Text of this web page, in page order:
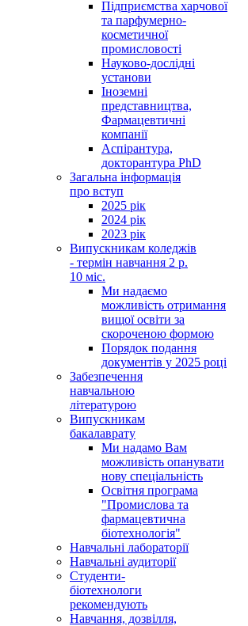
Підприємства харчової
та парфумерно-
косметичної
промисловості
Науково-дослідні
установи
Іноземні
представництва,
Фармацевтичні
компанії
Аспірантура,
докторантура PhD
Загальна інформація
про вступ
2025 рік
2024 рік
2023 рік
Випускникам коледжів
- термін навчання 2 р.
10 міс.
Ми надаємо
можливість отримання
вищої освіти за
скороченою формою
Порядок подання
документів у 2025 році
Забезпечення
навчальною
літературою
Випускникам
бакалаврату
Ми надамо Вам
можливість опанувати
нову спеціальність
Освітня програма
"Промислова та
фармацевтична
біотехнологія"
Навчальні лабораторії
Навчальні аудиторії
Студенти-
біотехнологи
рекомендують
Навчання, дозвілля,